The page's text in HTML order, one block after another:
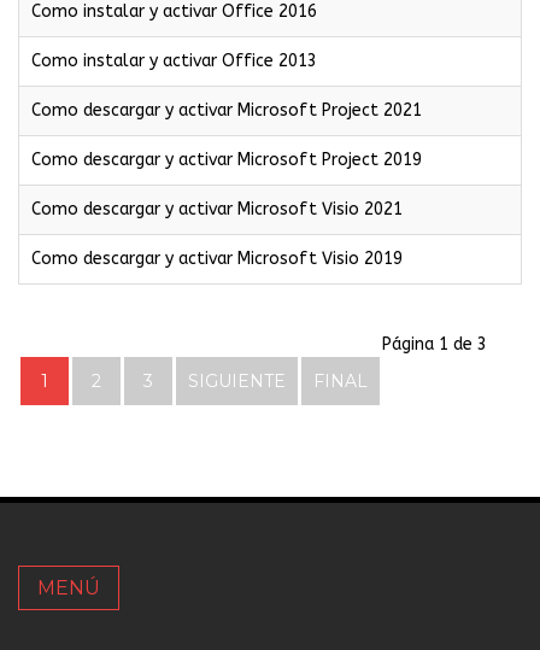
Como instalar y activar Office 2016
Como instalar y activar Office 2013
Como descargar y activar Microsoft Project 2021
Como descargar y activar Microsoft Project 2019
Como descargar y activar Microsoft Visio 2021
Como descargar y activar Microsoft Visio 2019
Página 1 de 3
1 2 3 SIGUIENTE FINAL
MENÚ